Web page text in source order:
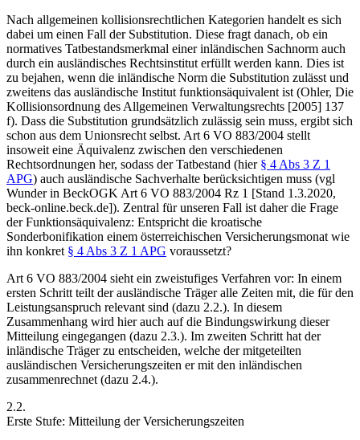
Nach allgemeinen kollisionsrechtlichen Kategorien handelt es sich
dabei um einen Fall der Substitution. Diese fragt danach, ob ein
normatives Tatbestandsmerkmal einer inländischen Sachnorm auch
durch ein ausländisches Rechtsinstitut erfüllt werden kann. Dies ist
zu bejahen, wenn die inländische Norm die Substitution zulässt und
zweitens das ausländische Institut funktionsäquivalent ist (Ohler, Die
Kollisionsordnung des Allgemeinen Verwaltungsrechts [2005] 137
f). Dass die Substitution grundsätzlich zulässig sein muss, ergibt sich
schon aus dem Unionsrecht selbst. Art 6 VO 883/2004 stellt
insoweit eine Äquivalenz zwischen den verschiedenen
Rechtsordnungen her, sodass der Tatbestand (hier § 4 Abs 3 Z 1
APG) auch ausländische Sachverhalte berücksichtigen muss (vgl
Wunder in BeckOGK Art 6 VO 883/2004 Rz 1 [Stand 1.3.2020,
beck-online.beck.de]). Zentral für unseren Fall ist daher die Frage
der Funktionsäquivalenz: Entspricht die kroatische
Sonderbonifikation einem österreichischen Versicherungsmonat wie
ihn konkret § 4 Abs 3 Z 1 APG voraussetzt?
Art 6 VO 883/2004 sieht ein zweistufiges Verfahren vor: In einem
ersten Schritt teilt der ausländische Träger alle Zeiten mit, die für den
Leistungsanspruch relevant sind (dazu 2.2.). In diesem
Zusammenhang wird hier auch auf die Bindungswirkung dieser
Mitteilung eingegangen (dazu 2.3.). Im zweiten Schritt hat der
inländische Träger zu entscheiden, welche der mitgeteilten
ausländischen Versicherungszeiten er mit den inländischen
zusammenrechnet (dazu 2.4.).
2.2.
Erste Stufe: Mitteilung der Versicherungszeiten